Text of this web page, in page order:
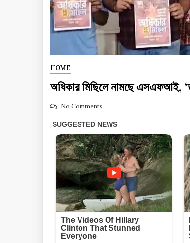
HOME
অধিকার মিছিলে নামছে এসএফআই,
No Comments